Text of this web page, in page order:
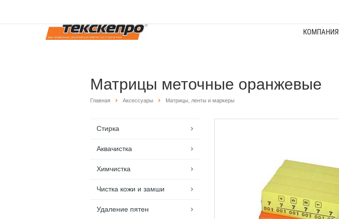
КОМПАНИЯ
Матрицы меточные оранжевые
Главная Аксессуары Матрицы, ленты и маркеры
Стирка
Аквачистка
Химчистка
Чистка кожи и замши
Удаление пятен